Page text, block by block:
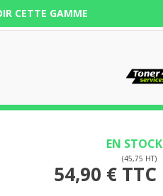
CETTE GAMME
EN STOCK
(45,75 HT)
54,90 € TTC